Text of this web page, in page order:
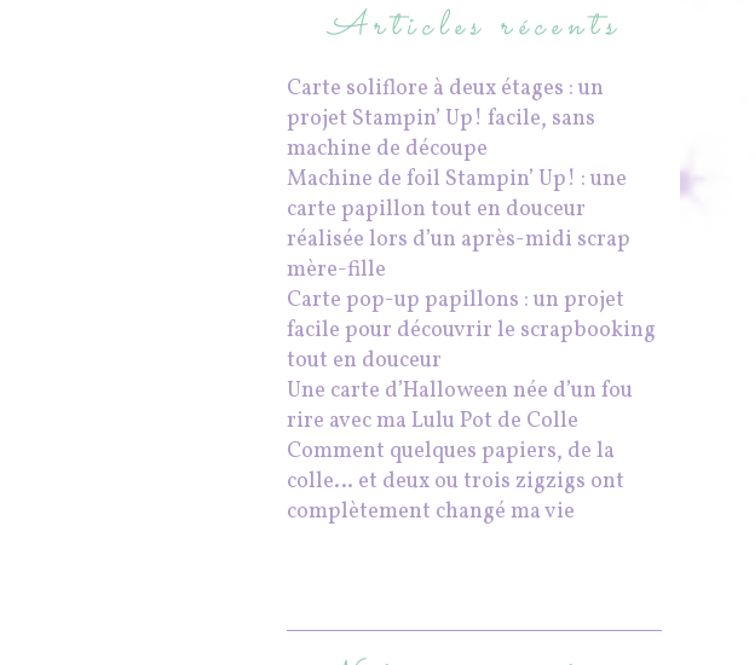
Articles récents
Carte soliflore à deux étages : un
projet Stampin’ Up! facile, sans
machine de découpe
Machine de foil Stampin’ Up! : une
carte papillon tout en douceur
réalisée lors d’un après-midi scrap
mère-fille
Carte pop-up papillons : un projet
facile pour découvrir le scrapbooking
tout en douceur
Une carte d’Halloween née d’un fou
rire avec ma Lulu Pot de Colle
Comment quelques papiers, de la
colle… et deux ou trois zigzigs ont
complètement changé ma vie